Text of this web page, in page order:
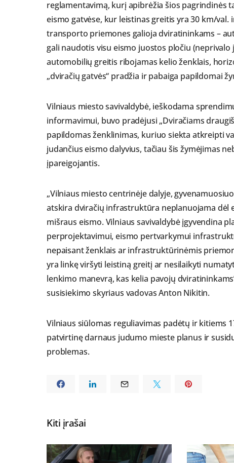
reglamentavimą, kurį apibrėžia šios pagrindinės
eismo gatvėse, kur leistinas greitis yra 30 km/
transporto priemones galioja dviratininkams –
gali naudotis visu eismo juostos pločiu
automobilių greitis ribojamas kelio ženklais,
„dviračių gatvės“ pradžia ir pabaiga papildomai
Vilniaus miesto savivaldybė, ieškodama
informavimui, buvo pradėjusi „Dviračiams
papildomas ženklinimas, kuriuo siekta atkreipti
judančius eismo dalyvius, tačiau šis žymėjimas
įpareigojantis.
„Vilniaus miesto centrinėje dalyje,
atskira dviračių infrastruktūra neplanuojama dėl
mišraus eismo. Vilniaus savivaldybė įgyvendina
perprojektavimui, eismo pertvarkymui
nepaisant ženklais ar infrastruktūrinėmis
yra linkę viršyti leistiną greitį ar nesilaikyti
lenkimo manevrą, kas kelia pavojų
susisiekimo skyriaus vadovas Anton Nikitin.
Vilniaus siūlomas reguliavimas padėtų ir kitiems
patvirtinę darnaus judumo mieste planus ir
problemas.
Kiti įrašai